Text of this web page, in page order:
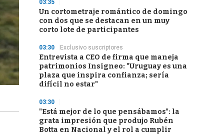
03:35
Un cortometraje romántico de domingo
con dos que se destacan en un muy
corto lote de participantes
03:30 Exclusivo suscriptores
Entrevista a CEO de firma que maneja
patrimonios Insigneo: "Uruguay es una
plaza que inspira confianza; sería
difícil no estar"
03:30
"Está mejor de lo que pensábamos": la
grata impresión que produjo Rubén
Botta en Nacional y el rol a cumplir